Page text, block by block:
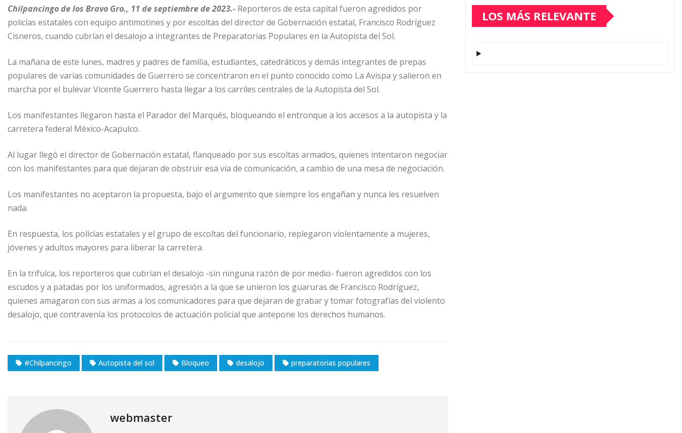
Chilpancingo de los Bravo Gro., 11 de septiembre de 2023.- Reporteros de esta capital fueron agredidos por
policías estatales con equipo antimotines y por escoltas del director de Gobernación estatal, Francisco Rodríguez
Cisneros, cuando cubrían el desalojo a integrantes de Preparatorias Populares en la Autopista del Sol.
La mañana de este lunes, madres y padres de familia, estudiantes, catedráticos y demás integrantes de prepas
populares de varias comunidades de Guerrero se concentraron en el punto conocido como La Avispa y salieron en
marcha por el bulevar Vicente Guerrero hasta llegar a los carriles centrales de la Autopista del Sol.
Los manifestantes llegaron hasta el Parador del Marqués, bloqueando el entronque a los accesos a la autopista y la
carretera federal México-Acapulco.
Al lugar llegó el director de Gobernación estatal, flanqueado por sus escoltas armados, quienes intentaron negociar
con los manifestantes para que dejaran de obstruir esa vía de comunicación, a cambio de una mesa de negociación.
Los manifestantes no aceptaron la propuesta, bajo el argumento que siempre los engañan y nunca les resuelven
nada.
En respuesta, los policías estatales y el grupo de escoltas del funcionario, replegaron violentamente a mujeres,
jóvenes y adultos mayores para liberar la carretera.
En la trifulca, los reporteros que cubrían el desalojo -sin ninguna razón de por medio- fueron agredidos con los
escudos y a patadas por los uniformados, agresión a la que se unieron los guaruras de Francisco Rodríguez,
quienes amagaron con sus armas a los comunicadores para que dejaran de grabar y tomar fotografías del violento
desalojo, que contravenía los protocolos de actuación policial que antepone los derechos humanos.
#Chilpancingo Autopista del sol Bloqueo desalojo preparatorias populares
webmaster
LOS MÁS RELEVANTE